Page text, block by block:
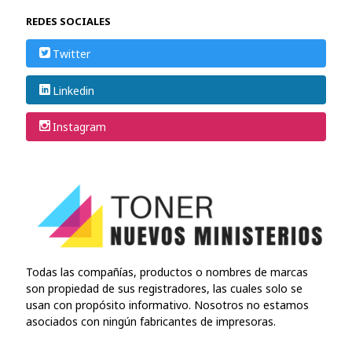
REDES SOCIALES
Twitter
Linkedin
Instagram
Todas las compañías, productos o nombres de marcas
son propiedad de sus registradores, las cuales solo se
usan con propósito informativo. Nosotros no estamos
asociados con ningún fabricantes de impresoras.